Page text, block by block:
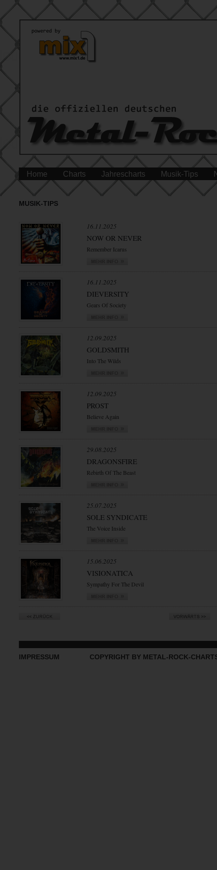
Home Charts Jahrescharts Musik-Tips
MUSIK-TIPS
16.11.2025
NOW OR NEVER
Remember Icarus
16.11.2025
DIEVERSITY
Gears Of Society
12.09.2025
GOLDSMITH
Into The Wilds
12.09.2025
PROST
Believe Again
29.08.2025
DRAGONSFIRE
Rebirth Of The Beast
25.07.2025
SOLE SYNDICATE
The Voice Inside
15.06.2025
VISIONATICA
Sympathy For The Devil
IMPRESSUM COPYRIGHT BY METAL-ROCK-